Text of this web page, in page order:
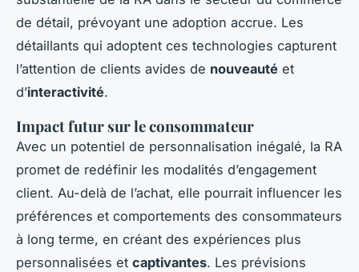
de détail, prévoyant une adoption accrue. Les
détaillants qui adoptent ces technologies capturent
l’attention de clients avides de nouveauté et
d’interactivité.
Impact futur sur le consommateur
Avec un potentiel de personnalisation inégalé, la RA
promet de redéfinir les modalités d’engagement
client. Au-delà de l’achat, elle pourrait influencer les
préférences et comportements des consommateurs
à long terme, en créant des expériences plus
personnalisées et captivantes. Les prévisions